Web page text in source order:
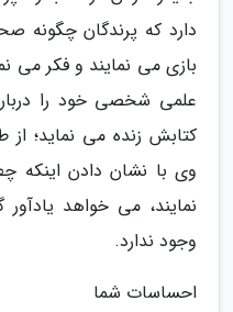
دارد که پرندگان چگونه
بازی می نمایند و فکر می
علمی شخصی خود را
کتابش زنده می نماید؛ از
وی با نشان دادن اینکه
نمایند، می خواهد
وجود ندارد.
احساسات شما